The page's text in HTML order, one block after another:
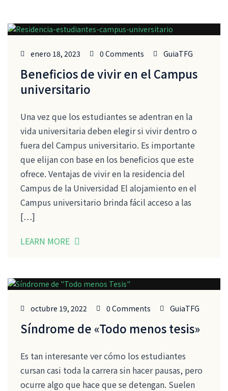
enero 18, 2023 0 Comments GuiaTFG
Beneficios de vivir en el Campus
universitario
Una vez que los estudiantes se adentran en la
vida universitaria deben elegir si vivir dentro o
fuera del Campus universitario. Es importante
que elijan con base en los beneficios que este
ofrece. Ventajas de vivir en la residencia del
Campus de la Universidad El alojamiento en el
Campus universitario brinda fácil acceso a las
[…]
LEARN MORE
octubre 19, 2022 0 Comments GuiaTFG
Síndrome de «Todo menos tesis»
Es tan interesante ver cómo los estudiantes
cursan casi toda la carrera sin hacer pausas, pero
ocurre algo que hace que se detengan. Suelen